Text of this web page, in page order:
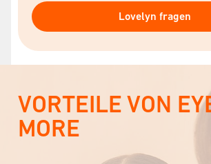
Lovelyn fragen
VORTEILE VON
MORE